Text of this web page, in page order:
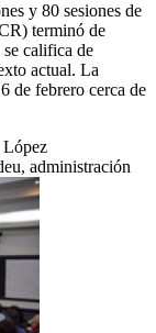
y 80 sesiones de
terminó de
califica de
actual. La
de febrero cerca de
López
administración